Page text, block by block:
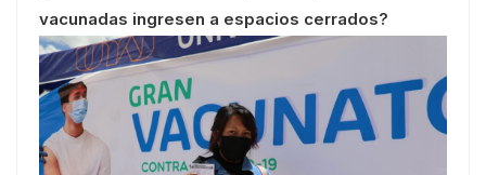
vacunadas ingresen a espacios cerrados?